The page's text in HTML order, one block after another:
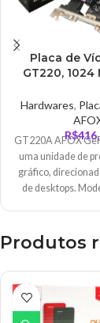
Placa de
GT220, 1024
HDMI, DVI,
Hardwares,
R$
GT220A AFOX
uma unidade de
gráfico,
de desktops.
Produtos